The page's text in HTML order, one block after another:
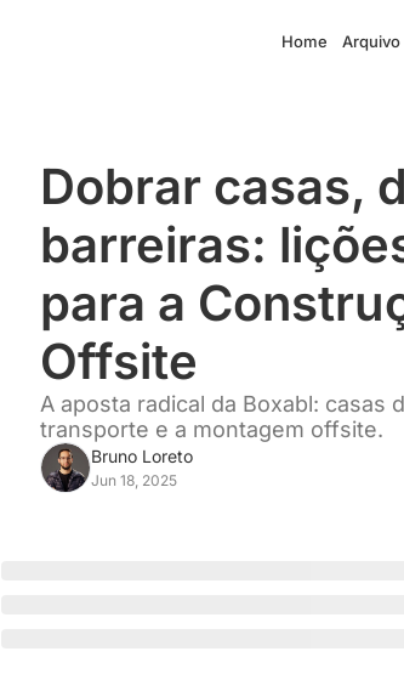
Home Arquivo
Dobrar casas,
barreiras:
para a
Offsite
A aposta radical da Boxabl: casas
transporte e a montagem offsite.
Bruno Loreto
Jun 18, 2025